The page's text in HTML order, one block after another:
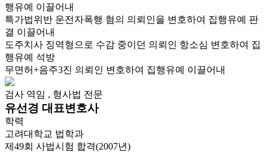
행유예 이끌어내
특가법위반 운전자폭행 혐의 의뢰인을 변호하여 집행유예 판
결 이끌어내
도주치사 징역형으로 수감 중이던 의뢰인 항소심 변호하여 집
행유예 석방
무면허+음주3진 의뢰인 변호하여 집행유예 이끌어내
검사 역임 , 형사법 전문
유선경 대표변호사
학력
고려대학교 법학과
제49회 사법시험 합격(2007년)